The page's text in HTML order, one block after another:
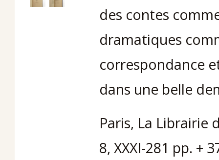
des contes
dramatiques
correspondance
dans une belle
Paris, La Librairie
8, XXXI-281 pp. +